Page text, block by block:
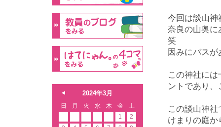
今回は談山神
奈良の山奥に
笑
因みにバス
この神社に
ントであり
この談山神
けまりの庭
2024年3月
日 月 火 水 木 金
土
1
2